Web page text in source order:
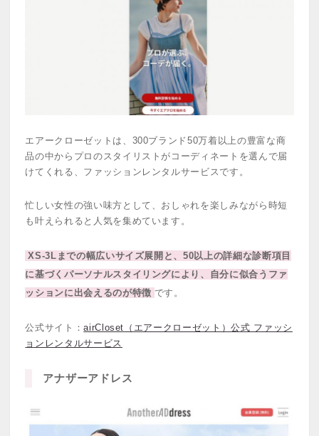
エアークローゼットは、300ブランド50万着以上の豊富な商
品の中からプロのスタイリストがコーディネートを選んで届
けてくれる、ファッションレンタルサービスです。
忙しい女性の強い味方として、おしゃれを楽しみながら時短
も叶えられると人気を集めています。
XS-3Lまでの幅広いサイズ展開と、50以上の詳細な診断項目
に基づくパーソナルスタイリングにより、自分に似合うファ
ッションに出会えるのが特徴 です。
公式サイト：airCloset（エアークローゼット）公式 ファッシ
ョンレンタルサービス
アナザーアドレス